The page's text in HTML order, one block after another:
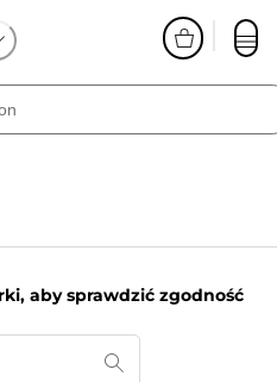
aby sprawdzić zgodność